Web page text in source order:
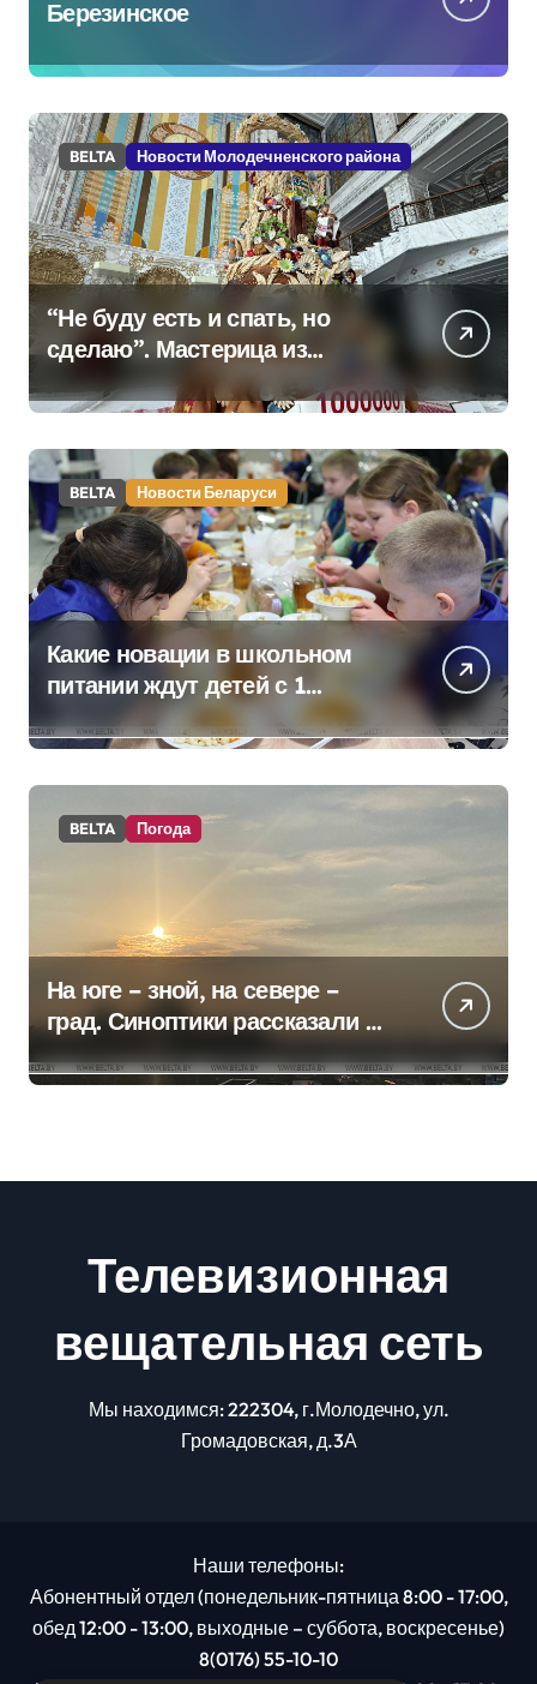
Березинское
BELTA Новости Молодечненского района
“Не буду есть и спать, но
сделаю”. Мастерица из
Молодечно о 50-
килограммовом каравае для
Дворца Независимости
BELTA Новости Беларуси
Какие новации в школьном
питании ждут детей с 1
сентября, рассказали в
правительстве
BELTA Погода
На юге – зной, на севере –
град. Синоптики рассказали о
погоде на сегодня
Телевизионная
вещательная сеть
Мы находимся: 222304, г.Молодечно, ул.
Громадовская, д.3А
Наши телефоны:
Абонентный отдел (понедельник-пятница 8:00 - 17:00,
обед 12:00 - 13:00, выходные – суббота, воскресенье)
8(0176) 55-10-10